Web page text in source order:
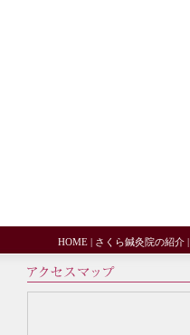
HOME| さくら鍼灸院の紹介|